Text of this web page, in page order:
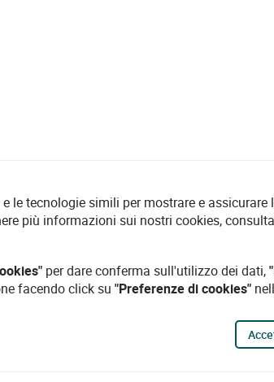
le tecnologie simili per mostrare e
più informazioni sui nostri cookies,
per dare conferma sull'utilizzo dei dati,
facendo click su "Preferenze di cookies"